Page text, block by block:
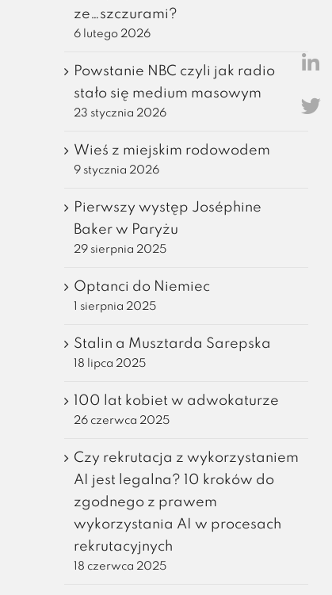
ze…szczurami?
6 lutego 2026
Powstanie NBC czyli jak radio
stało się medium masowym
23 stycznia 2026
Wieś z miejskim rodowodem
9 stycznia 2026
Pierwszy występ Joséphine
Baker w Paryżu
29 sierpnia 2025
Optanci do Niemiec
1 sierpnia 2025
Stalin a Musztarda Sarepska
18 lipca 2025
100 lat kobiet w adwokaturze
26 czerwca 2025
Czy rekrutacja z wykorzystaniem
AI jest legalna? 10 kroków do
zgodnego z prawem
wykorzystania AI w procesach
rekrutacyjnych
18 czerwca 2025